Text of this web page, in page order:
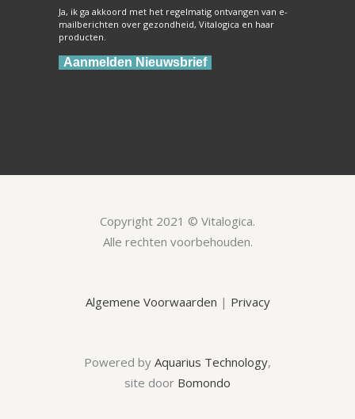
Ja, ik ga akkoord met het regelmatig ontvangen van e-
mailberichten over gezondheid, Vitalogica en haar
producten.
Aanmelden Nieuwsbrief
Copyright 2021 © Vitalogica.
Alle rechten voorbehouden.
Algemene Voorwaarden | Privacy
Powered by Aquarius Technology,
site door Bomondo